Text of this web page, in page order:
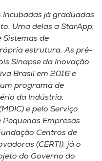
já graduadas
Uma delas a StarApp,
Sistemas de
estrutura. As pré-
Sinapse da Inovação
Brasil em 2016 e
programa de
da Indústria,
e pelo Serviço
Empresas
Centros de
(CERTI), já o
do Governo do